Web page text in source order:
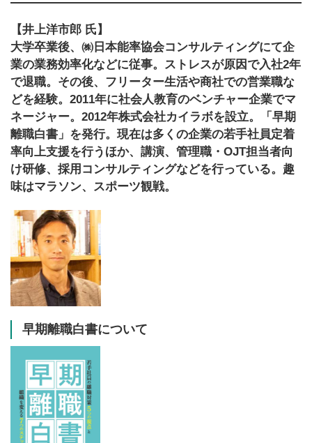
【井上洋市郎 氏】
大学卒業後、㈱日本能率協会コンサルティングにて企
業の業務効率化などに従事。ストレスが原因で入社2年
で退職。その後、フリーター生活や商社での営業職な
どを経験。2011年に社会人教育のベンチャー企業でマ
ネージャー。2012年株式会社カイラボを設立。「早期
離職白書」を発行。現在は多くの企業の若手社員定着
率向上支援を行うほか、講演、管理職・OJT担当者向
け研修、採用コンサルティングなどを行っている。趣
味はマラソン、スポーツ観戦。
早期離職白書について